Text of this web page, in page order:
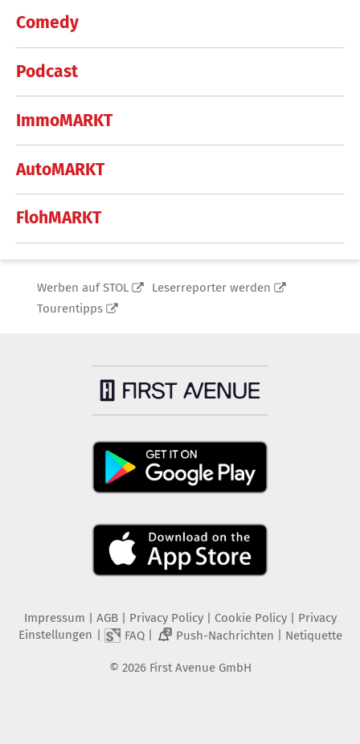
Comedy
Podcast
ImmoMARKT
AutoMARKT
FlohMARKT
Werben auf STOL
Leserreporter werden
Tourentipps
Impressum | AGB | Privacy Policy| Cookie Policy| Privacy
Einstellungen | FAQ| 2 Push-Nachrichten | Netiquette
© 2026 First Avenue GmbH